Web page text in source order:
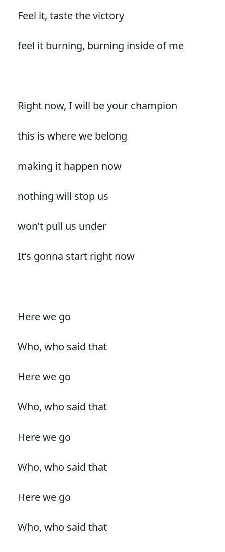
Feel it, taste the victory
feel it burning, burning inside of me
Right now, I will be your champion
this is where we belong
making it happen now
nothing will stop us
won’t pull us under
It’s gonna start right now
Here we go
Who, who said that
Here we go
Who, who said that
Here we go
Who, who said that
Here we go
Who, who said that